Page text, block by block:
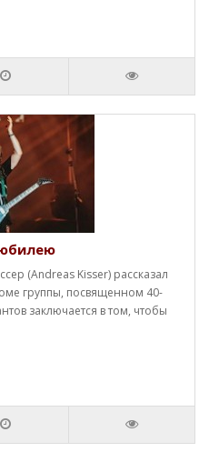
(Andreas Kisser) рассказал
группы, посвященном 40-
заключается в том, чтобы